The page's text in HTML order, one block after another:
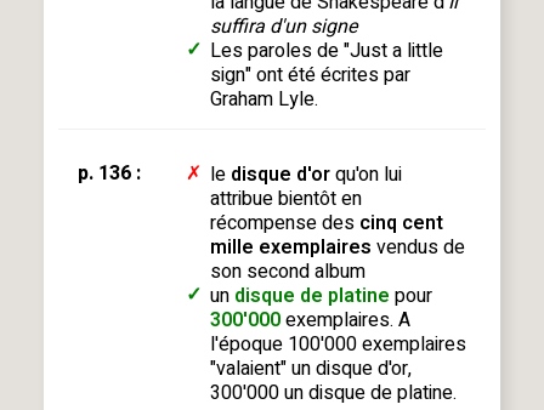
suffira d'un signe
✓ Les paroles de "Just a little
sign" ont été écrites par
Graham Lyle.
p. 136 : ✗ le disque d'orqu'on lui
attribue bientôt en
récompense des cinq cent
mille exemplaires vendus de
son second album
✓ un disque de platine pour
300'000exemplaires. A
l'époque 100'000 exemplaires
"valaient" un disque d'or,
300'000 un disque de platine.